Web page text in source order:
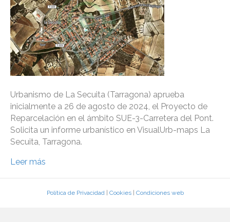
Urbanismo de La Secuita (Tarragona) aprueba
inicialmente a 26 de agosto de 2024, el Proyecto de
Reparcelación en el ámbito SUE-3-Carretera del Pont.
Solicita un informe urbanístico en VisualUrb-maps La
Secuita, Tarragona.
Leer más
Política de Privacidad| Cookies| Condiciones web